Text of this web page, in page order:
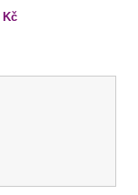
Kč